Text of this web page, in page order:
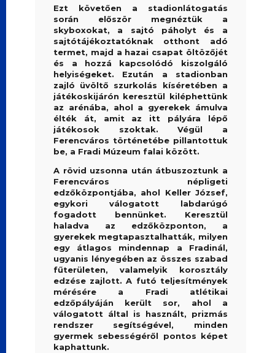
Ezt követően a stadionlátogatás
során először megnéztük a
skyboxokat, a sajtó páholyt és a
sajtótájékoztatóknak otthont adó
termet, majd a hazai csapat öltözőjét
és a hozzá kapcsolódó kiszolgáló
helyiségeket. Ezután a stadionban
zajló üvöltő szurkolás kíséretében a
játékoskijárón keresztül kiléphettünk
az arénába, ahol a gyerekek ámulva
élték át, amit az itt pályára lépő
játékosok szoktak. Végül a
Ferencváros történetébe pillantottuk
be, a Fradi Múzeum falai között.
A rövid uzsonna után átbuszoztunk a
Ferencváros népligeti
edzőközpontjába, ahol Keller József,
egykori válogatott labdarúgó
fogadott bennünket. Keresztül
haladva az edzőközponton, a
gyerekek megtapasztalhatták, milyen
egy átlagos mindennap a Fradinál,
ugyanis lényegében az összes szabad
fűterületen, valamelyik korosztály
edzése zajlott. A futó teljesítmények
mérésére a Fradi atlétikai
edzőpályáján került sor, ahol a
válogatott által is használt, prizmás
rendszer segítségével, minden
gyermek sebességéről pontos képet
kaphattunk.